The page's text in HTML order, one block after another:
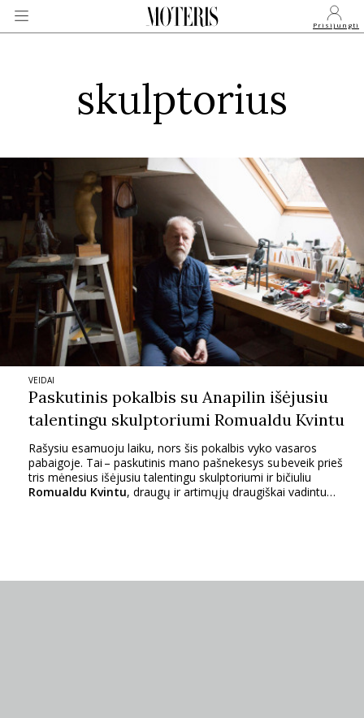
Prisijungti
MONARCHIJA
MADA
GROŽIS
SVEIKATA
APIE MANE
PSICHOLOGIJA
ASTROLOGIJA
skulptorius
VEIDAI
Paskutinis pokalbis su Anapilin išėjusiu
talentingu skulptoriumi Romualdu Kvintu
Rašysiu esamuoju laiku, nors šis pokalbis vyko vasaros
pabaigoje. Tai – paskutinis mano pašnekesys su beveik prieš
tris mėnesius išėjusiu talentingu skulptoriumi ir bičiuliu
Romualdu Kvintu, draugų ir artimųjų draugiškai vadintu